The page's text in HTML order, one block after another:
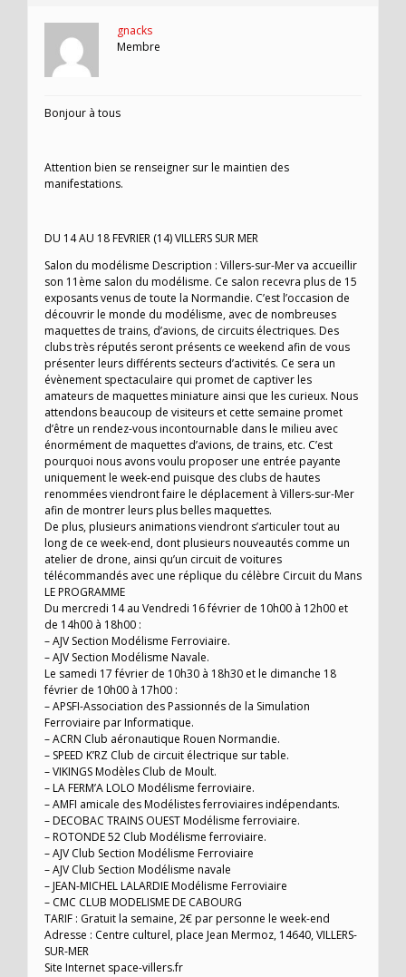
gnacks
Membre
Bonjour à tous
Attention bien se renseigner sur le maintien des
manifestations.
DU 14 AU 18 FEVRIER (14) VILLERS SUR MER
Salon du modélisme Description : Villers-sur-Mer va accueillir
son 11ème salon du modélisme. Ce salon recevra plus de 15
exposants venus de toute la Normandie. C’est l’occasion de
découvrir le monde du modélisme, avec de nombreuses
maquettes de trains, d’avions, de circuits électriques. Des
clubs très réputés seront présents ce weekend afin de vous
présenter leurs différents secteurs d’activités. Ce sera un
évènement spectaculaire qui promet de captiver les
amateurs de maquettes miniature ainsi que les curieux. Nous
attendons beaucoup de visiteurs et cette semaine promet
d’être un rendez-vous incontournable dans le milieu avec
énormément de maquettes d’avions, de trains, etc. C’est
pourquoi nous avons voulu proposer une entrée payante
uniquement le week-end puisque des clubs de hautes
renommées viendront faire le déplacement à Villers-sur-Mer
afin de montrer leurs plus belles maquettes.
De plus, plusieurs animations viendront s’articuler tout au
long de ce week-end, dont plusieurs nouveautés comme un
atelier de drone, ainsi qu’un circuit de voitures
télécommandés avec une réplique du célèbre Circuit du Mans
LE PROGRAMME
Du mercredi 14 au Vendredi 16 février de 10h00 à 12h00 et
de 14h00 à 18h00 :
– AJV Section Modélisme Ferroviaire.
– AJV Section Modélisme Navale.
Le samedi 17 février de 10h30 à 18h30 et le dimanche 18
février de 10h00 à 17h00 :
– APSFI-Association des Passionnés de la Simulation
Ferroviaire par Informatique.
– ACRN Club aéronautique Rouen Normandie.
– SPEED K’RZ Club de circuit électrique sur table.
– VIKINGS Modèles Club de Moult.
– LA FERM’A LOLO Modélisme ferroviaire.
– AMFI amicale des Modélistes ferroviaires indépendants.
– DECOBAC TRAINS OUEST Modélisme ferroviaire.
– ROTONDE 52 Club Modélisme ferroviaire.
– AJV Club Section Modélisme Ferroviaire
– AJV Club Section Modélisme navale
– JEAN-MICHEL LALARDIE Modélisme Ferroviaire
– CMC CLUB MODELISME DE CABOURG
TARIF : Gratuit la semaine, 2€ par personne le week-end
Adresse : Centre culturel, place Jean Mermoz, 14640, VILLERS-
SUR-MER
Site Internet space-villers.fr